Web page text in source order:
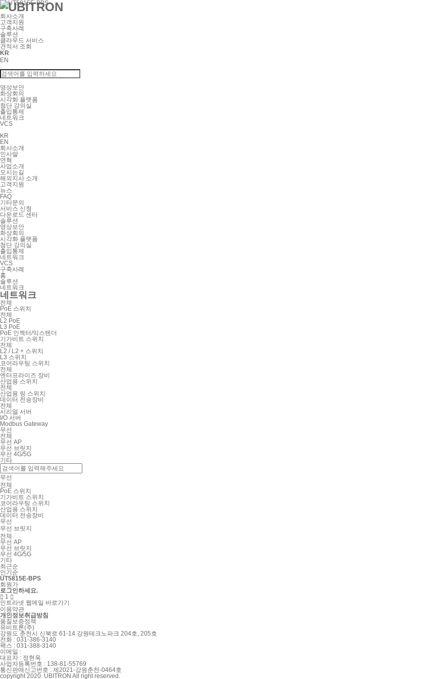
회사소개
고객지원
구축사례
솔루션
클라우드 서비스
견적서 조회
KR
EN
영상보안
화상회의
시각화 플랫폼
첨단 강의실
출입통제
네트워크
VCS
KR
EN
회사소개
인사말
연혁
사업소개
오시는길
해외지사 소개
고객지원
뉴스
FAQ
기타문의
서비스 신청
다운로드 센터
솔루션
영상보안
화상회의
시각화 플랫폼
첨단 강의실
출입통제
네트워크
VCS
구축사례
홈
솔루션
네트워크
네트워크
전체
PoE 스위치
전체
L2 PoE
L3 PoE
PoE 인젝터/익스텐더
기가비트 스위치
전체
L2 / L2 + 스위치
L3 스위치
코어라우팅 스위치
전체
엔터프라이즈 장비
산업용 스위치
전체
산업용 링 스위치
데이터 전송장비
전체
시리얼 서버
I/O 서버
Modbus Gateway
무선
전체
무선 AP
무선 브릿지
무선 4G/5G
기타
무선
전체
PoE 스위치
기가비트 스위치
코어라우팅 스위치
산업용 스위치
데이터 전송장비
무선
무선 브릿지
전체
무선 AP
무선 브릿지
무선 4G/5G
기타
최근순
인기순
UT5815E-BPS
회원가
로그인하세요.
 1 
인트라넷 웹메일 바로가기
이용약관
개인정보취급방침
품질보증정책
유비트론(주)
강원도 춘천시 신북로 61-14 강원테크노파크 204호, 205호
전화 : 031-386-3140
팩스 : 031-388-3140
이메일 :
대표자 : 정현욱
사업자등록번호 : 138-81-55769
통신판매신고번호 : 제2021-강원춘천-0464호
copyright 2020. UBITRON All right reserved.